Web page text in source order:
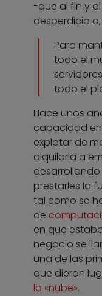
-que al fin y
desperdicia
Para
todo el
todo el
Hace unos
capacidad
explotar de
alquilarla a
prestarles la
tal como se
de
en que
negocio se
una de las
que dieron
la «nube».